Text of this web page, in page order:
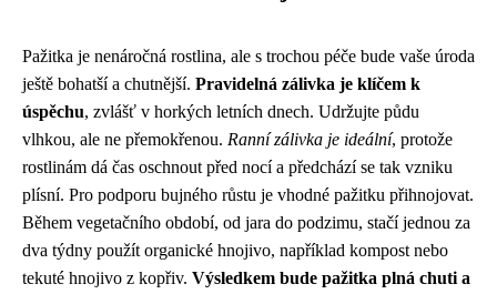
Pažitka je nenáročná rostlina, ale s trochou péče bude vaše úroda
ještě bohatší a chutnější. Pravidelná zálivka je klíčem k
úspěchu, zvlášť v horkých letních dnech. Udržujte půdu
vlhkou, ale ne přemokřenou. Ranní zálivka je ideální, protože
rostlinám dá čas oschnout před nocí a předchází se tak vzniku
plísní. Pro podporu bujného růstu je vhodné pažitku přihnojovat.
Během vegetačního období, od jara do podzimu, stačí jednou za
dva týdny použít organické hnojivo, například kompost nebo
tekuté hnojivo z kopřiv. Výsledkem bude pažitka plná chuti a